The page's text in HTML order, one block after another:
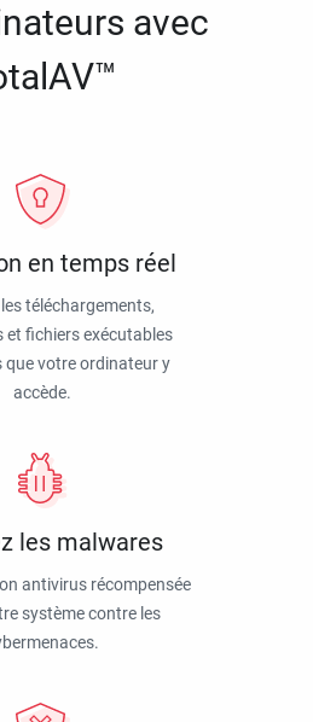
avec
en temps réel
téléchargements,
et fichiers exécutables
que votre ordinateur y
accède.
les malwares
antivirus récompensée
système contre les